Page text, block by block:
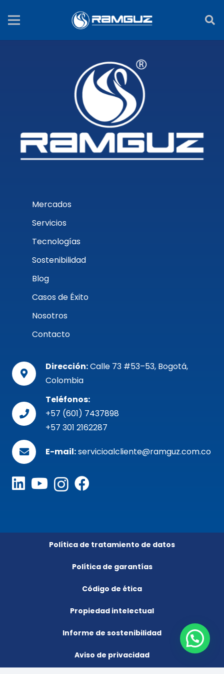
Mercados
Servicios
Tecnologías
Sostenibilidad
Blog
Casos de Éxito
Nosotros
Contacto
Dirección:Calle 73 #53–53, Bogotá,
Colombia
Teléfonos:
+57 (601) 7437898
+57 301 2162287
E-mail:servicioalcliente@ramguz.com.co
Política de tratamiento de datos
Política de garantías
Código de ética
Propiedad intelectual
Informe de sostenibilidad
Aviso de privacidad